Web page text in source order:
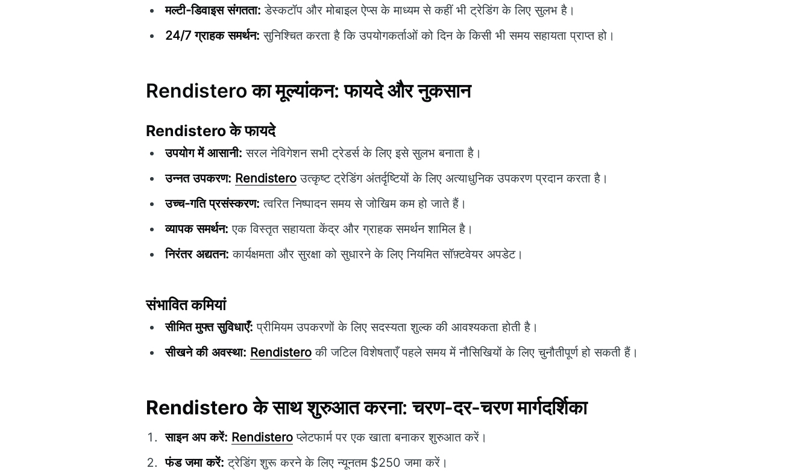
मल्टी-डिवाइस संगतता: डेस्कटॉप और मोबाइल ऐप्स के माध्यम से कहीं भी ट्रेडिंग के लिए सुलभ है।
24/7 ग्राहक समर्थन: सुनिश्चित करता है कि उपयोगकर्ताओं को दिन के किसी भी समय सहायता प्राप्त हो।
Rendistero का मूल्यांकन: फायदे और नुकसान
Rendisteroके फायदे
उपयोग में आसानी: सरल नेविगेशन सभी ट्रेडर्स के लिए इसे सुलभ बनाता है।
उन्नत उपकरण: Rendistero उत्कृष्ट ट्रेडिंग अंतर्दृष्टियों के लिए अत्याधुनिक उपकरण प्रदान करता है।
उच्च-गति प्रसंस्करण: त्वरित निष्पादन समय से जोखिम कम हो जाते हैं।
व्यापक समर्थन: एक विस्तृत सहायता केंद्र और ग्राहक समर्थन शामिल है।
निरंतर अद्यतन: कार्यक्षमता और सुरक्षा को सुधारने के लिए नियमित सॉफ़्टवेयर अपडेट।
संभावित कमियां
सीमित मुफ्त सुविधाएँ: प्रीमियम उपकरणों के लिए सदस्यता शुल्क की आवश्यकता होती है।
सीखने की अवस्था: Rendistero की जटिल विशेषताएँ पहले समय में नौसिखियों के लिए चुनौतीपूर्ण हो सकती हैं।
Rendistero के साथ शुरुआत करना: चरण-दर-चरण मार्गदर्शिका
साइन अप करें: Rendistero प्लेटफार्म पर एक खाता बनाकर शुरुआत करें।
फंड जमा करें: ट्रेडिंग शुरू करने के लिए न्यूनतम $250 जमा करें।